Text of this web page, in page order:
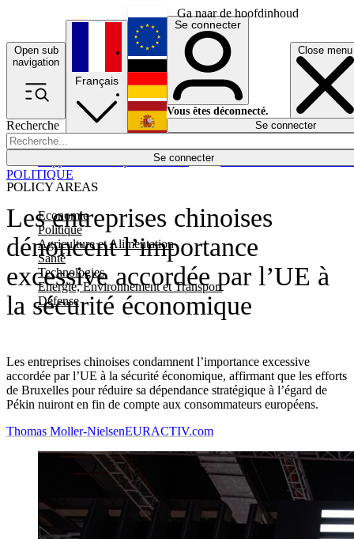
Ga naar de hoofdinhoud
Open sub
navigation
Close menu
Recherche
Se connecter
POLICY AREAS
Economie
Politique
Agriculture et Alimentation
Santé
Technologies
Energie, Environnement et Transport
Défense
Économie
Français
English
Deutsch
Español
Se connecter
Vous êtes déconnecté.
Se connecter
Les entreprises chinoises
dénoncent l’importance
excessive accordée par l’UE à
la sécurité économique
Les entreprises chinoises condamnent l’importance excessive
accordée par l’UE à la sécurité économique, affirmant que les efforts
de Bruxelles pour réduire sa dépendance stratégique à l’égard de
Pékin nuiront en fin de compte aux consommateurs européens.
POLITIQUE
Thomas Moller-NielsenEURACTIV.com